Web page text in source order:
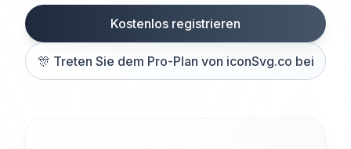
Kostenlos registrieren
🎊 Treten Sie dem Pro-Plan von iconSvg.co bei